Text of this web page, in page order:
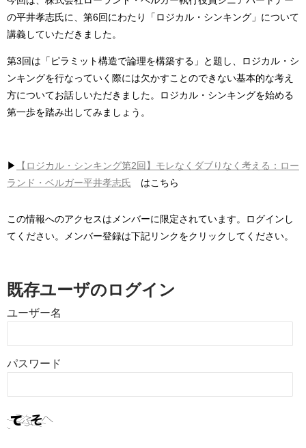
の平井孝志氏に、第6回にわたり「ロジカル・シンキング」について
講義していただきました。
第3回は「ピラミット構造で論理を構築する」と題し、ロジカル・シ
ンキングを行なっていく際には欠かすことのできない基本的な考え
方についてお話しいただきました。ロジカル・シンキングを始める
第一歩を踏み出してみましょう。
▶︎
【ロジカル・シンキング第2回】モレなくダブりなく考える：ロー
ランド・ベルガー平井孝志氏 はこちら
この情報へのアクセスはメンバーに限定されています。ログインし
てください。メンバー登録は下記リンクをクリックしてください。
既存ユーザのログイン
ユーザー名
パスワード